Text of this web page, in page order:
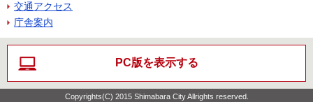
交通アクセス
庁舎案内
PC版を表示する
Copyrights(C) 2015 Shimabara City Allrights reserved.